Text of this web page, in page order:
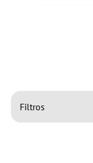
Filtros